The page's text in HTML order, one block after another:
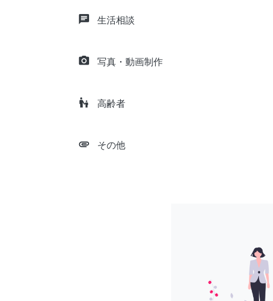
chat 生活相談
camera_alt 写真・動画制作
escalator_warning 高齢者
attachment その他